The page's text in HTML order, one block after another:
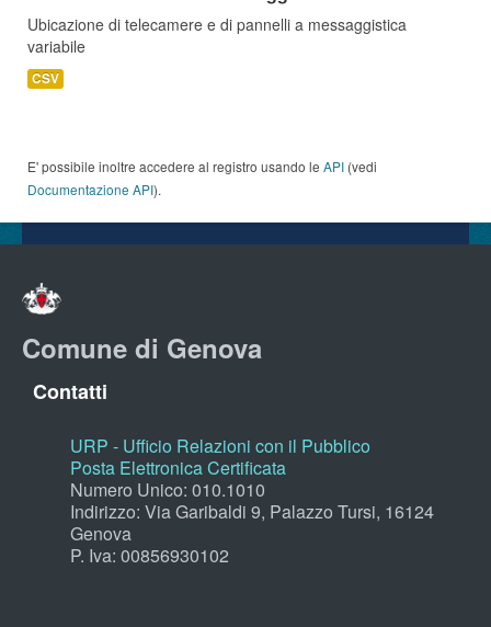
Ubicazione di telecamere e di pannelli a messaggistica
variabile
CSV
E' possibile inoltre accedere al registro usando le API (vedi
Documentazione API).
Comune di Genova
Contatti
URP - Ufficio Relazioni con il Pubblico
Posta Elettronica Certificata
Numero Unico: 010.1010
Indirizzo: Via Garibaldi 9, Palazzo Tursi, 16124
Genova
P. Iva: 00856930102